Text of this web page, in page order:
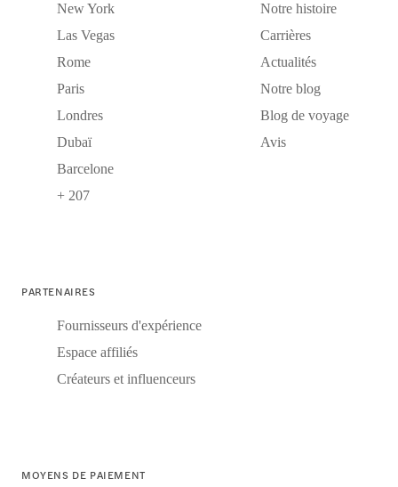
New York
Las Vegas
Rome
Paris
Londres
Dubaï
Barcelone
+ 207
Notre histoire
Carrières
Actualités
Notre blog
Blog de voyage
Avis
PARTENAIRES
Fournisseurs d'expérience
Espace affiliés
Créateurs et influenceurs
MOYENS DE PAIEMENT